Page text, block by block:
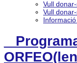
Vull
Vull
_